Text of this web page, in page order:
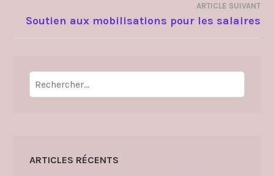
ARTICLE SUIVANT
Soutien aux mobilisations pour les salaires
Rechercher :
ARTICLES RÉCENTS